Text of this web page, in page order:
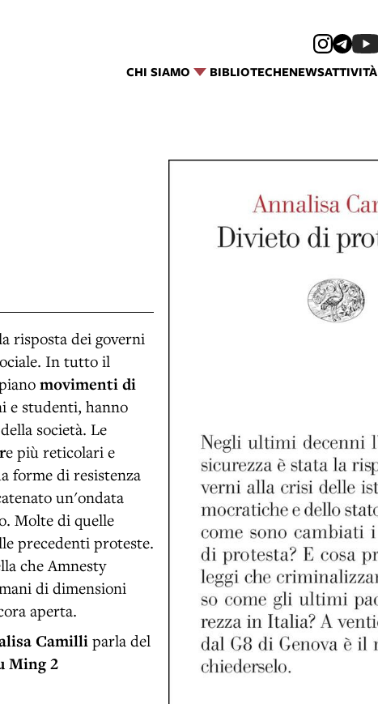
CHI SIAMO BIBLIOTECHENEWSATTIVITÀ
risposta dei governi
In tutto il
movimenti di
e studenti, hanno
società. Le
e più reticolari e
forme di resistenza
un'ondata
Molte di quelle
precedenti proteste.
che Amnesty
di dimensioni
aperta.
Camilli parla del
Ming 2